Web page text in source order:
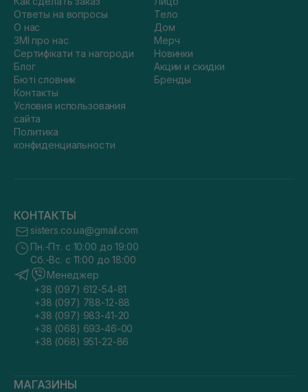
Ответы на вопросы
О нас
ЗМІ про нас
Сертифікати та нагороди
Блог
Бюті словник
Контакты
Условия использования
сайта
Политика
конфиденциальности
Тело
Дом
Мерч
Новинки
Акции и скидки
Бренды
КОНТАКТЫ
sisters.co.ua@gmail.com
Пн.-Пт. с 10:00 до 19:00
Сб.-Вс. с 11:00 до 18:00
Менеджер
+38 (097) 612-54-81
+38 (097) 788-12-88
+38 (097) 983-41-20
+38 (068) 693-46-00
+38 (068) 951-22-86
МАГАЗИНЫ